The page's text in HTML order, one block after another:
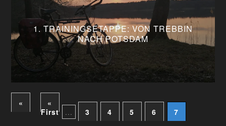
1. TRAININGSETAPPE: VON TREBBIN
NACH POTSDAM
«
First
«
...
3 4 5 6 7